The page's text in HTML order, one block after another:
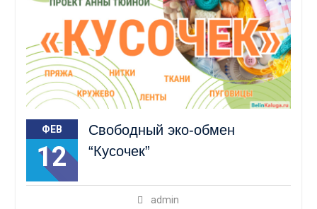
ФЕВ
12
Свободный эко-обмен
“Кусочек”
admin